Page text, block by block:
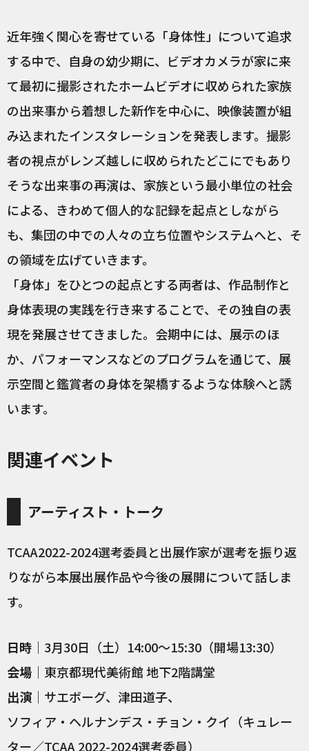
近年強く関心を寄せている「身体性」について追求
する中で、自身の幼少期に、ビデオカメラが家に来
て最初に撮影されたホームビデオに収められた家族
の出来事から着想した新作を中心に、映像装置が組
み込まれたインスタレーションを発表します。撮影
者の視点がレンズ越しに収められたどこにでもあり
そうな出来事の再演は、家族という最小単位の社会
による、きわめて個人的な記録を起点としながら
も、集団の中での人々の立ち位置やシステムへと、そ
の領域を広げていきます。
「身体」をひとつの起点とする両者は、作品制作と
身体表現の実践を行き来することで、その独自の表
現を発展させてきました。会期中には、展示のほ
か、パフォーマンスなどのプログラムを通じて、展
示空間と鑑賞者の身体を架橋するような体験へと誘
います。
関連イベント
アーティスト・トーク
TCAA2022-2024選考委員と出展作家が選考を振り返
りながら本展出展作品や今後の展開について話しま
す。
日時 ｜3月30日（土）14:00〜15:30（開場13:30）
会場 ｜東京都現代美術館 地下2階講堂
出演 ｜サエボーグ、津田道子、
ソフィア・ヘルナンデス・チョン・クイ（キュレー
ター／TCAA 2022-2024選考委員）